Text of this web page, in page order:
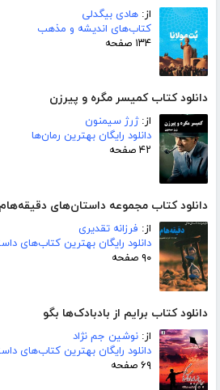
از: هادی بیگدلی
کتاب‌های اندیشه و مذهب
۱۳۴ صفحه
دانلود کتاب کمیسر مگره و پیرزن
از:ژرژ سیمنون
دانلود رایگان بهترین رمان‌ها
۴۲ صفحه
دانلود کتاب مجموعه داستان‌های دقیقه‌هام
از: فرزانه تقدیری
دانلود رایگان بهترین کتاب‌های
۹۰ صفحه
دانلود کتاب برایم از بادبادک‌ها بگو
از: نوشین جم نژاد
دانلود رایگان بهترین کتاب‌های
۶۹ صفحه